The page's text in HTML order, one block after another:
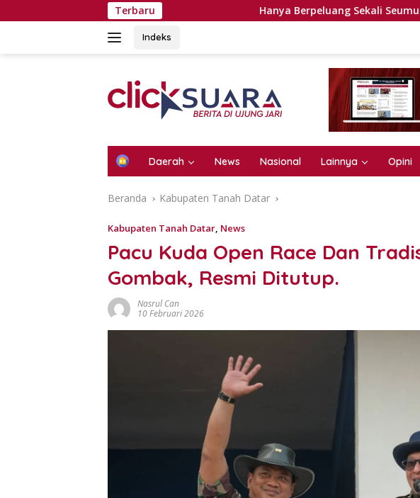
ke
Terbaru Hanya Berpeluang Sekali Seumur Hidup, 32
Indeks
H
e
Daerah News Nasional Lainnya Opini
Beranda Kabupaten Tanah Datar
Kabupaten Tanah Datar, News
Pacu Kuda Open Race Dan
Gombak, Resmi Ditutup.
Nasrul Can
10 Februari 2026